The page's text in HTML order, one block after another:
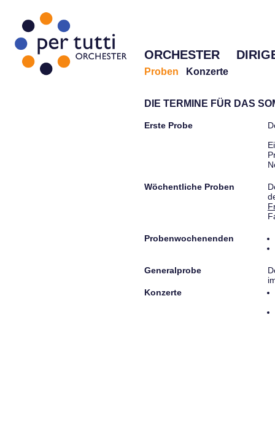
ORCHESTER
Proben Konzerte
DIE TERMINE FÜR DAS
Erste Probe
Wöchentliche Proben
Probenwochenenden
Generalprobe
Konzerte